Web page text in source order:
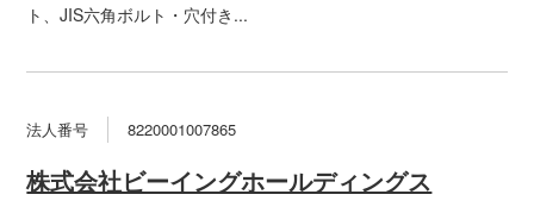
ト、JIS六角ボルト・穴付き...
法人番号 8220001007865
株式会社ビーイングホールディングス